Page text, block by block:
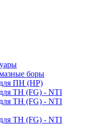
боры
ПН (HP)
ТН (FG) - NTI
ТН (FG) - NTI
ТН (FG) - NTI